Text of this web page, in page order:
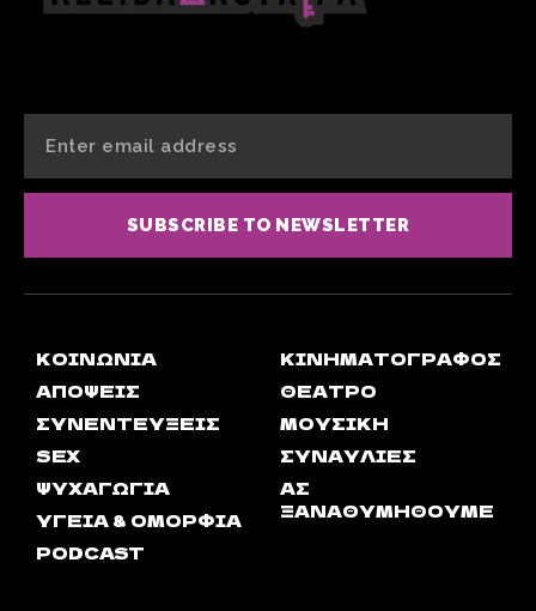
SUBSCRIBE TO NEWSLETTER
ΚΟΙΝΩΝΊΑ
ΑΠΟΨΕΙΣ
ΣΥΝΕΝΤΕΎΞΕΙΣ
SEX
ΨΥΧΑΓΩΓΊΑ
ΥΓΕΊΑ & ΟΜΟΡΦΙΆ
PODCAST
ΚΙΝΗΜΑΤΟΓΡΆΦΟΣ
ΘΈΑΤΡΟ
ΜΟΥΣΙΚΉ
ΣΥΝΑΥΛΊΕΣ
ΑΣ
ΞΑΝΑΘΥΜΗΘΟΎΜΕ